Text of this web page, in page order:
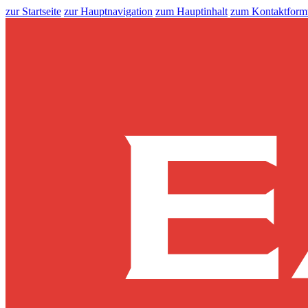
zur Startseite zur Hauptnavigation zum Hauptinhalt zum